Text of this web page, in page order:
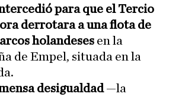
para que el Tercio
derrotara a una flota de
holandeses en la
de Empel, situada en la
desigualdad—la